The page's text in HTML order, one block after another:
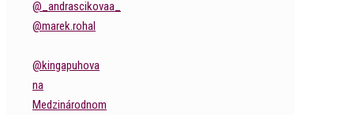
@kingapuhova
na
Medzinárodnom